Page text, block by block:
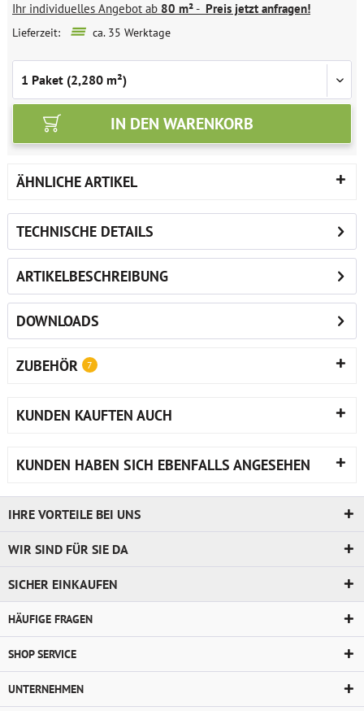
Ihr individuelles Angebot ab 80 m²- Preis jetzt anfragen!
Lieferzeit: ca. 35 Werktage
IN DEN WARENKORB
ÄHNLICHE ARTIKEL
TECHNISCHE DETAILS
ARTIKELBESCHREIBUNG
DOWNLOADS
ZUBEHÖR 7
KUNDEN KAUFTEN AUCH
KUNDEN HABEN SICH EBENFALLS ANGESEHEN
IHRE VORTEILE BEI UNS
WIR SIND FÜR SIE DA
SICHER EINKAUFEN
HÄUFIGE FRAGEN
SHOP SERVICE
UNTERNEHMEN